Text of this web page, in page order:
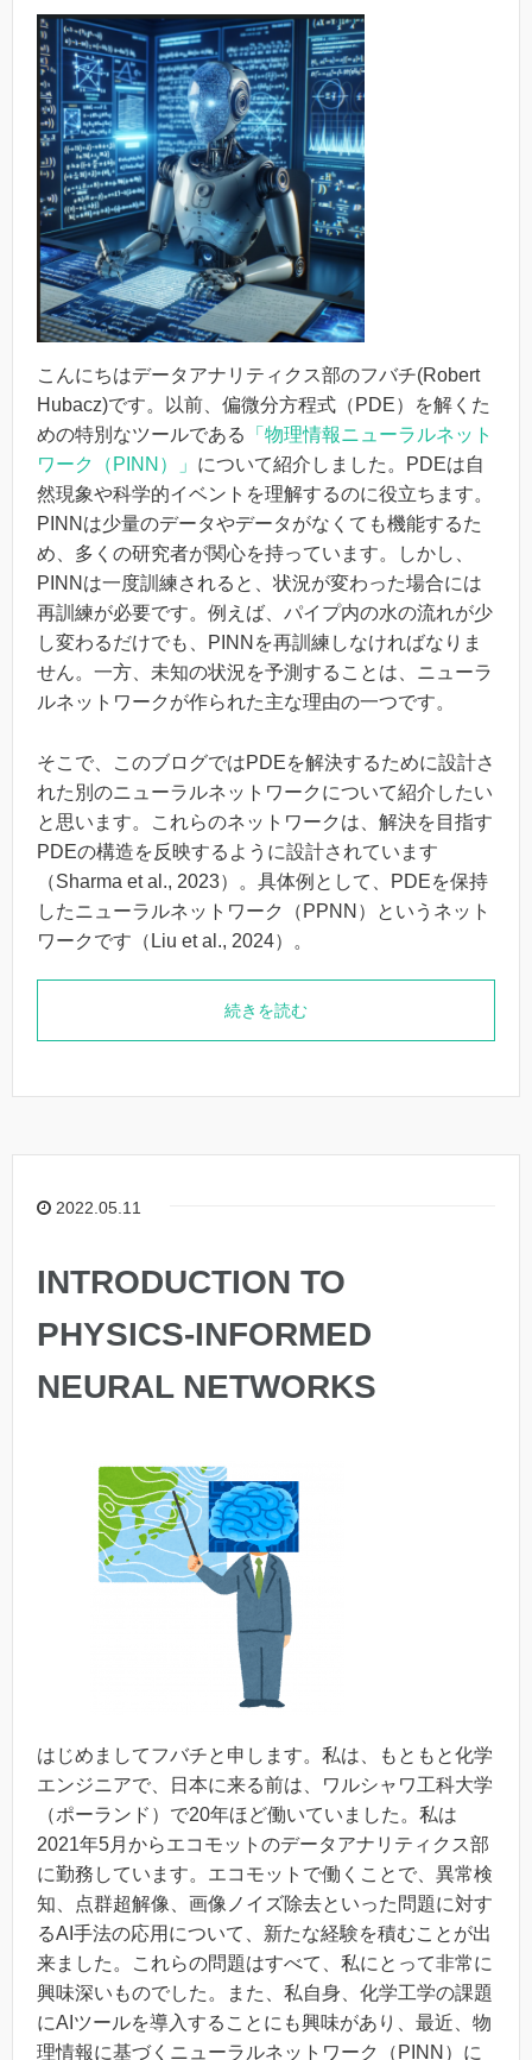
こんにちはデータアナリティクス部のフバチ(Robert
Hubacz)です。以前、偏微分方程式（PDE）を解くた
めの特別なツールである
「物理情報ニューラルネット
ワーク（PINN）」 について紹介しました。PDEは自
然現象や科学的イベントを理解するのに役立ちます。
PINNは少量のデータやデータがなくても機能するた
め、多くの研究者が関心を持っています。しかし、
PINNは一度訓練されると、状況が変わった場合には
再訓練が必要です。例えば、パイプ内の水の流れが少
し変わるだけでも、PINNを再訓練しなければなりま
せん。一方、未知の状況を予測することは、ニューラ
ルネットワークが作られた主な理由の一つです。
そこで、このブログではPDEを解決するために設計さ
れた別のニューラルネットワークについて紹介したい
と思います。これらのネットワークは、解決を目指す
PDEの構造を反映するように設計されています
（Sharma et al., 2023）。具体例として、PDEを保持
したニューラルネットワーク（PPNN）というネット
ワークです（Liu et al., 2024）。
続きを読む
2022.05.11
INTRODUCTION TO
PHYSICS-INFORMED
NEURAL NETWORKS
はじめましてフバチと申します。私は、もともと化学
エンジニアで、日本に来る前は、ワルシャワ工科大学
（ポーランド）で20年ほど働いていました。私は
2021年5月からエコモットのデータアナリティクス部
に勤務しています。エコモットで働くことで、異常検
知、点群超解像、画像ノイズ除去といった問題に対す
るAI手法の応用について、新たな経験を積むことが出
来ました。これらの問題はすべて、私にとって非常に
興味深いものでした。また、私自身、化学工学の課題
にAIツールを導入することにも興味があり、最近、物
理情報に基づくニューラルネットワーク（PINN）に